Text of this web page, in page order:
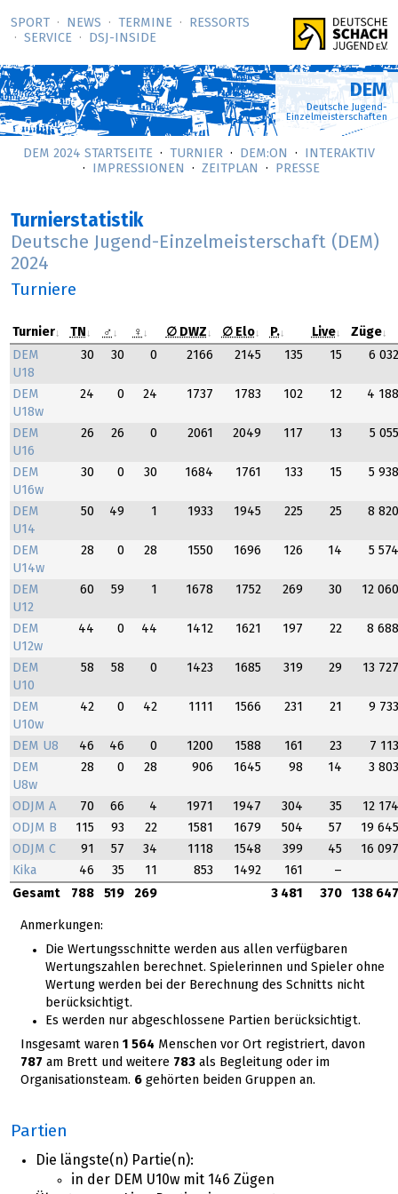
SPORT NEWS TERMINE
RESSORTS
SERVICE
DSJ-­INSIDE
DEM
Deutsche Jugend-
Einzelmeisterschaften
DEM 2024 STARTSEITE TURNIER DEM:ON
INTERAKTIV
IMPRESSIONEN
ZEITPLAN PRESSE
Turnierstatistik
Deutsche Jugend-Einzelmeisterschaft (DEM)
2024
Turniere
Turnier TN ♂ ♀ ∅ DWZ ∅ Elo P. Live Züge
Gesamt 788 519 269 3 481 370 138 647
DEM
U18
30 30 0 2166 2145 135 15 6 032
DEM
U18w
24 0 24 1737 1783 102 12 4 188
DEM
U16
26 26 0 2061 2049 117 13 5 055
DEM
U16w
30 0 30 1684 1761 133 15 5 938
DEM
U14
50 49 1 1933 1945 225 25 8 820
DEM
U14w
28 0 28 1550 1696 126 14 5 574
DEM
U12
60 59 1 1678 1752 269 30 12 060
DEM
U12w
44 0 44 1412 1621 197 22 8 688
DEM
U10
58 58 0 1423 1685 319 29 13 727
DEM
U10w
42 0 42 1111 1566 231 21 9 733
DEM U8 46 46 0 1200 1588 161 23
7 113
DEM
U8w
28 0 28 906 1645 98 14 3 803
ODJM A 70 66 4 1971 1947 304 35
12 174
ODJM B
115 93 22 1581 1679 504 57
19 645
ODJM C
91 57 34 1118 1548 399 45
16 097
Kika
46 35 11 853 1492 161 –
Anmerkungen:
Die Wertungsschnitte werden aus allen verfügbaren
Wertungszahlen berechnet. Spielerinnen und Spieler ohne
Wertung werden bei der Berechnung des Schnitts nicht
berücksichtigt.
Es werden nur abgeschlossene Partien berücksichtigt.
Insgesamt waren 1 564 Menschen vor Ort registriert, davon
787 am Brett und weitere 783als Begleitung oder im
Organisationsteam. 6gehörten beiden Gruppen an.
Partien
Die längste(n) Partie(n):
in der DEM U10w mit 146 Zügen